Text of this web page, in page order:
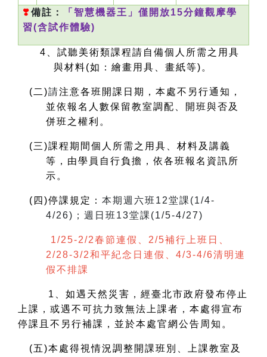
❣備註：
「智慧機器王」僅開放15分鐘觀摩學
習(含試作體驗)
4
、試聽美術類課程請自備個人所需之用具
與材料(如：繪畫用具、畫紙等)。
( 二)請注意各班開課日期，本處不另行通知，
並依報名人數保留教室調配、開班與否及
併班之權利。
(三)課程期間個人所需之用具、材料及講義
等，由學員自行負擔，依各班報名資訊所
示。
( 四)停課規定： 本期週六班12堂課(1/4-
4/26)；週日班13堂課(1/5-4/27)
1/25-2/2春節連假、2/5補行上班日、
2/28-3/2和平紀念日連假、4/3-4/6清明連
假不排課
1
、如遇天然災害，經臺北市政府發布停止
上課，或遇不可抗力致無法上課者，本處得宣布
停課且不另行補課，並於本處官網公告周知。
(五)本處得視情況調整開課班別、上課教室及